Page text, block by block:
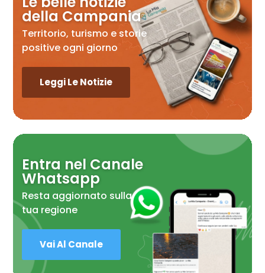
della Campania
Territorio, turismo e storie
positive ogni giorno
Leggi Le Notizie
Entra nel Canale
Whatsapp
Resta aggiornato sulla
tua regione
Vai Al Canale